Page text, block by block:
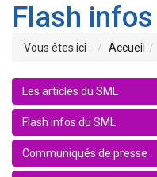
Flash
Vous êtes ici : Accueil
Les articles du SML
Flash infos du SML
Communiqués de presse